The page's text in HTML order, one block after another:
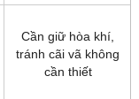
Cần giữ hòa khí,
tránh cãi vã không
cần thiết